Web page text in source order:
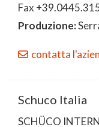
Fax
Produzione:
contatta
Schuco Italia
SCHÜCO